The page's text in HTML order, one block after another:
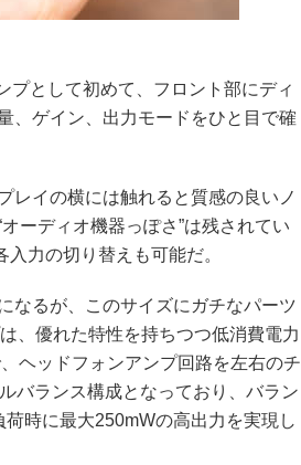
プとして初めて、フロント部にディ
、ゲイン、出力モードをひと目で確
レイの横には触れると質感の良いノ
ーディオ機器っぽさ”は残されてい
力の切り替えも可能だ。
なるが、このサイズにガチなパーツ
、優れた特性を持ちつつ低消費電力
ヘッドフォンアンプ回路を左右のチ
バランス構成となっており、バラン
時に最大250mWの高出力を実現し